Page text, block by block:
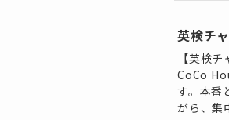
英検チ
【英検
CoCo
す。本番
がら、集